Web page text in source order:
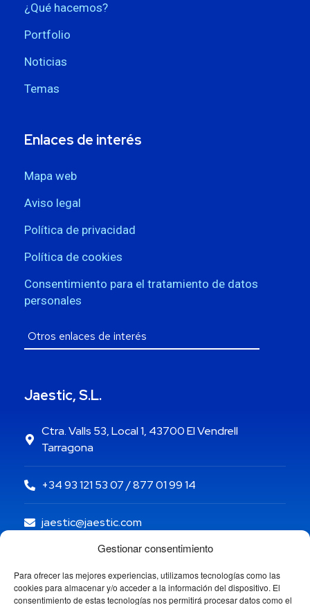
Gestionar consentimiento
Para ofrecer las mejores experiencias, utilizamos tecnologías como las
cookies para almacenar y/o acceder a la información del dispositivo. El
consentimiento de estas tecnologías nos permitirá procesar datos como el
¿Qué hacemos?
Portfolio
Noticias
Temas
Enlaces de interés
Mapa web
Aviso legal
Política de privacidad
Política de cookies
Consentimiento para el tratamiento de datos
personales
Jaestic, S.L.
Ctra. Valls 53, Local 1, 43700 El Vendrell
Tarragona
+34 93 121 53 07 / 877 01 99 14
jaestic@jaestic.com